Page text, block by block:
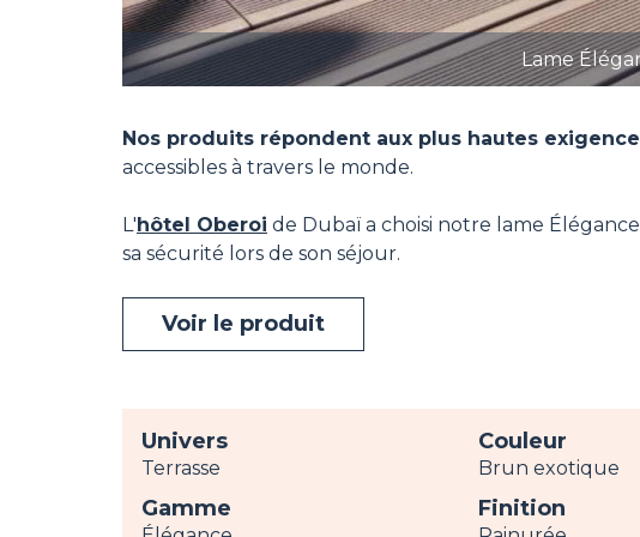
Lame
Nos produits répondent aux plus hautes
accessibles à travers le monde.
L' hôtel Oberoi de Dubaï a choisi notre lame
sa sécurité lors de son séjour.
Voir le produit
Univers
Terrasse
Gamme
Couleur
Brun exotique
Finition